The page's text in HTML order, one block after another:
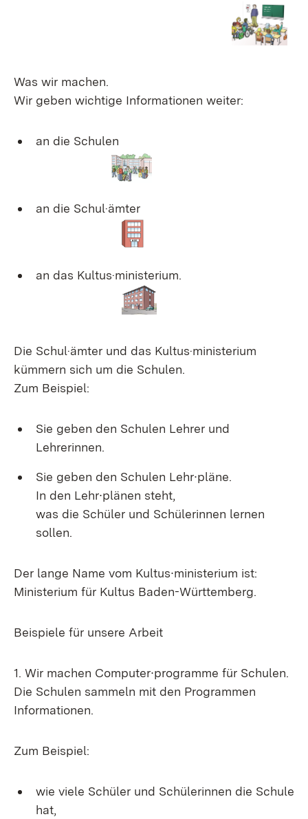
Was wir machen.
Wir geben wichtige Informationen weiter:
an die Schulen
an die Schul·ämter
an das Kultus·ministerium.
Die Schul·ämter und das Kultus·ministerium
kümmern sich um die Schulen.
Zum Beispiel:
Sie geben den Schulen Lehrer und
Lehrerinnen.
Sie geben den Schulen Lehr∙pläne.
In den Lehr∙plänen steht,
was die Schüler und Schülerinnen lernen
sollen.
Der lange Name vom Kultus∙ministerium ist:
Ministerium für Kultus Baden-Württemberg.
Beispiele für unsere Arbeit
1. Wir machen Computer∙programme für Schulen.
Die Schulen sammeln mit den Programmen
Informationen.
Zum Beispiel:
wie viele Schüler und Schülerinnen die Schule
hat,